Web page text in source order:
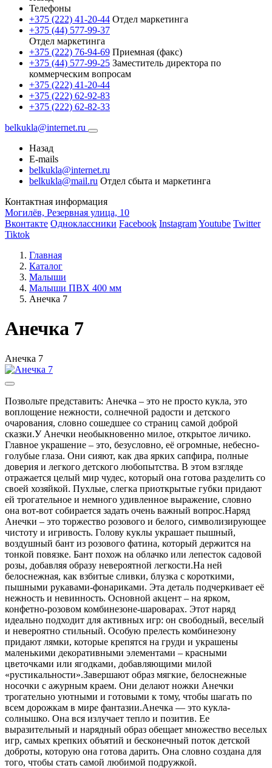
Телефоны
+375 (222) 41-20-44 Отдел маркетинга
+375 (44) 577-99-37
Отдел маркетинга
+375 (222) 76-94-69 Приемная (факс)
+375 (44) 577-99-25 Заместитель директора по
коммерческим вопросам
+375 (222) 41-20-44
+375 (222) 62-92-83
+375 (222) 62-82-33
belkukla@internet.ru
Назад
E-mails
belkukla@internet.ru
belkukla@mail.ru Отдел сбыта и маркетинга
Контактная информация
Могилёв, Резервная улица, 10
Вконтакте Одноклассники Facebook InstagramYoutube Twitter
Tiktok
Главная
Каталог
Малыши
Малыши ПВХ 400 мм
Анечка 7
Анечка 7
Анечка 7
Позвольте представить: Анечка – это не просто кукла, это
воплощение нежности, солнечной радости и детского
очарования, словно сошедшее со страниц самой доброй
сказки.У Анечки необыкновенно милое, открытое личико.
Главное украшение – это, безусловно, её огромные, небесно-
голубые глаза. Они сияют, как два ярких сапфира, полные
доверия и легкого детского любопытства. В этом взгляде
отражается целый мир чудес, который она готова разделить со
своей хозяйкой. Пухлые, слегка приоткрытые губки придают
ей трогательное и немного удивленное выражение, словно
она вот-вот собирается задать очень важный вопрос.Наряд
Анечки – это торжество розового и белого, символизирующее
чистоту и игривость. Голову куклы украшает пышный,
воздушный бант из розового фатина, который держится на
тонкой повязке. Бант похож на облачко или лепесток садовой
розы, добавляя образу невероятной легкости.На ней
белоснежная, как взбитые сливки, блузка с короткими,
пышными рукавами-фонариками. Эта деталь подчеркивает её
нежность и невинность. Основной акцент – на ярком,
конфетно-розовом комбинезоне-шароварах. Этот наряд
идеально подходит для активных игр: он свободный, веселый
и невероятно стильный. Особую прелесть комбинезону
придают лямки, которые крепятся на груди и украшены
маленькими декоративными элементами – красными
цветочками или ягодками, добавляющими милой
«рустикальности».Завершают образ мягкие, белоснежные
носочки с ажурным краем. Они делают ножки Анечки
трогательно уютными и готовыми к тому, чтобы шагать по
всем дорожкам в мире фантазии.Анечка — это кукла-
солнышко. Она вся излучает тепло и позитив. Ее
выразительный и нарядный образ обещает множество веселых
игр, самых крепких объятий и бесконечный поток детской
доброты, которую она готова дарить. Она словно создана для
того, чтобы стать самой любимой подружкой.